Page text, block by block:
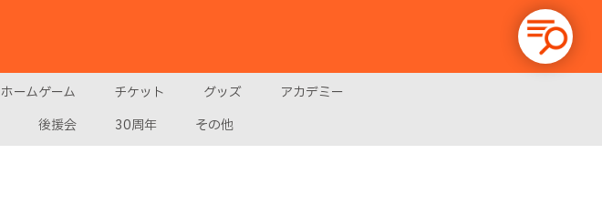
ホームゲーム チケット グッズ
アカデミー
後援会 30周年 その他